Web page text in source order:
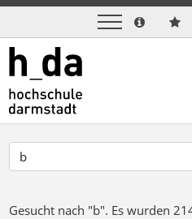
Gesucht nach "b". Es wurden